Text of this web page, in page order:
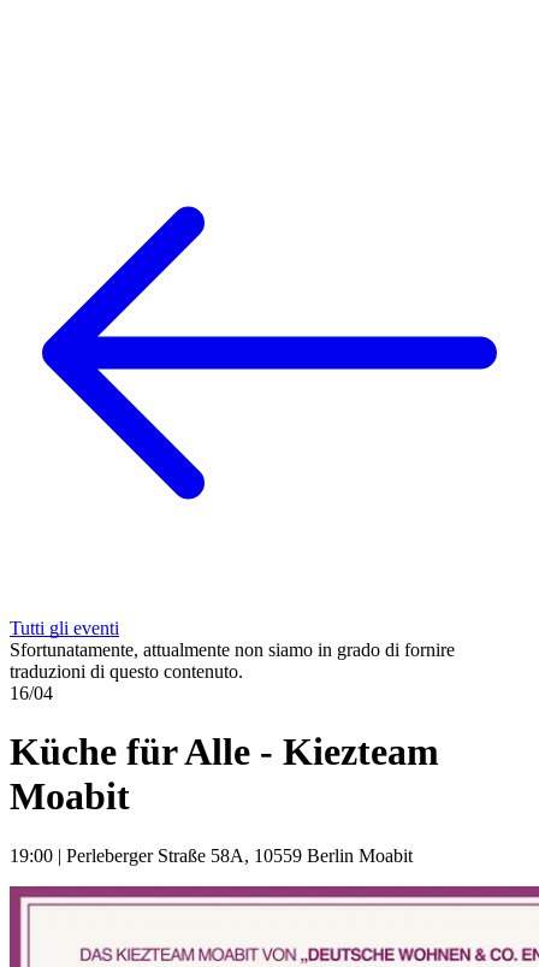
Tutti gli eventi
Sfortunatamente, attualmente non siamo in grado di fornire
traduzioni di questo contenuto.
16/04
Küche für Alle - Kiezteam
Moabit
19:00 | Perleberger Straße 58A, 10559 Berlin Moabit